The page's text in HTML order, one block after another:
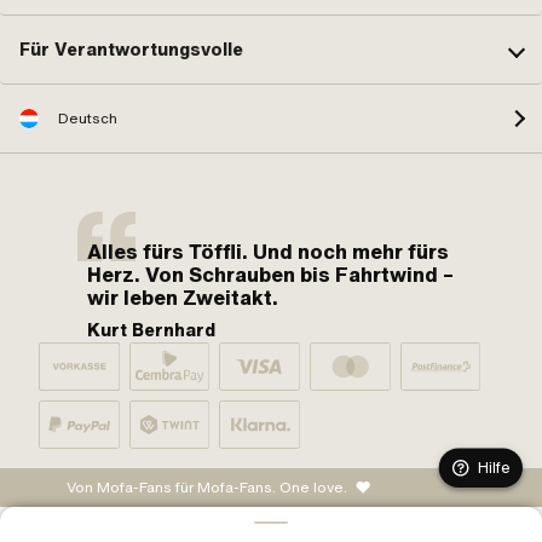
Für Verantwortungsvolle
Deutsch
Alles fürs Töffli. Und noch mehr fürs
Herz. Von Schrauben bis Fahrtwind –
wir leben Zweitakt.
Kurt Bernhard
Von Mofa-Fans für Mofa-Fans. One love.
Hilfe